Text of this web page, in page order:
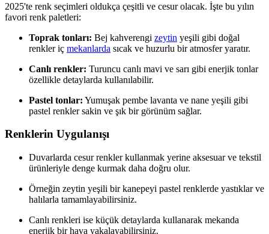
2025'te renk seçimleri oldukça çeşitli ve cesur olacak. İşte bu yılın
favori renk paletleri:
Toprak tonları: Bej kahverengi zeytin yeşili gibi doğal
renkler iç mekanlarda sıcak ve huzurlu bir atmosfer yaratır.
Canlı renkler: Turuncu canlı mavi ve sarı gibi enerjik tonlar
özellikle detaylarda kullanılabilir.
Pastel tonlar: Yumuşak pembe lavanta ve nane yeşili gibi
pastel renkler sakin ve şık bir görünüm sağlar.
Renklerin Uygulanışı
Duvarlarda cesur renkler kullanmak yerine aksesuar ve tekstil
ürünleriyle denge kurmak daha doğru olur.
Örneğin zeytin yeşili bir kanepeyi pastel renklerde yastıklar ve
halılarla tamamlayabilirsiniz.
Canlı renkleri ise küçük detaylarda kullanarak mekanda
enerjik bir hava yakalayabilirsiniz.